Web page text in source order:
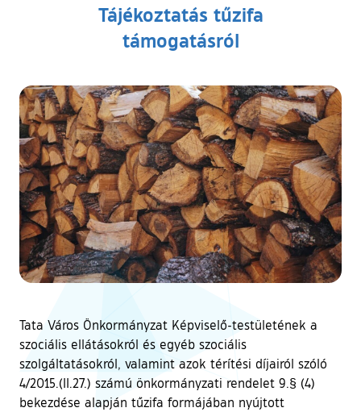
Tájékoztatás tűzifa
támogatásról
Tata Város Önkormányzat Képviselő-testületének a
szociális ellátásokról és egyéb szociális
szolgáltatásokról, valamint azok térítési díjairól szóló
4/2015.(II.27.) számú önkormányzati rendelet 9.§ (4)
bekezdése alapján tűzifa formájában nyújtott